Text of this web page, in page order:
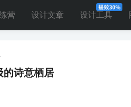
营 设计文章 设计工具
的诗意栖居